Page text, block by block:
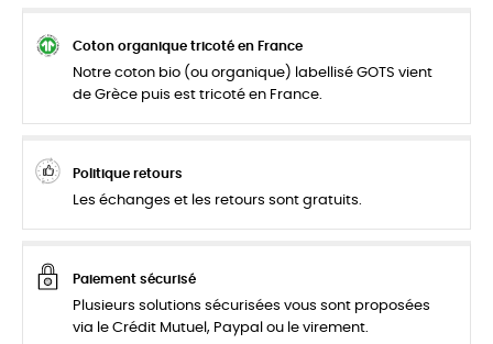
Coton organique tricoté en France
Notre coton bio (ou organique) labellisé GOTS vient
de Grèce puis est tricoté en France.
Politique retours
Les échanges et les retours sont gratuits.
Paiement sécurisé
Plusieurs solutions sécurisées vous sont proposées
via le Crédit Mutuel, Paypal ou le virement.